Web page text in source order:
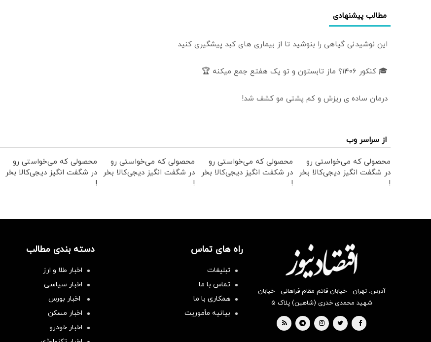
مطالب پیشنهادی
این نوشیدنی گیاهی را بنوشید تا از بیماری های کبد پیشگیری کنید
🎓 کنکور ۱۴۰6؟ ماز تابستون و تو یک هفتع جمع میکنه 🏆
درمان ساده ی ریزش و کم پشتی مو کشف شد!
از سراسر وب
محصولی که می‌خواستی رو
در شگفت انگیز دیجی‌کالا بخر
!
محصولی که می‌خواستی رو
در شکفت انگیز دیجی‌کالا بخر
!
محصولی که می‌خواستی رو
در شگفت انگیز دیجی‌کالا بخر
!
محصولی که می‌خواستی رو
در شگفت انگیز دیجی‌کالا بخر
!
آدرس: تهران - خیابان قائم مقام فراهانی - خیابان
شهید محمدی خدری (شاهین) پلاک ۵
راه های تماس
تبلیغات
تماس با ما
همکاری با ما
بیانیه مأموریت
دسته بندی مطالب
اخبار طلا و ارز
اخبار سیاسی
اخبار بورس
اخبار مسکن
اخبار خودرو